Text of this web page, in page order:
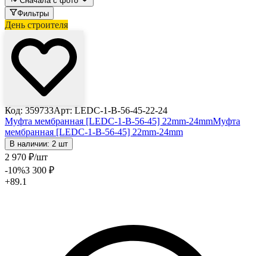
Фильтры
День строителя
Код: 359733Арт: LEDC-1-B-56-45-22-24
Муфта мембранная [LEDC-1-B-56-45] 22mm-24mmМуфта
мембранная [LEDC-1-B-56-45] 22mm-24mm
В наличии: 2 шт
2 970 ₽/шт
-10%3 300 ₽
+89.1